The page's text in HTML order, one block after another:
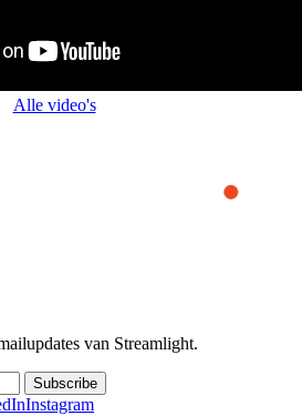
Alle video's
van Streamlight.
Subscribe
Instagram